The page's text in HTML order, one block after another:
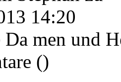
14:20
Da men und
()